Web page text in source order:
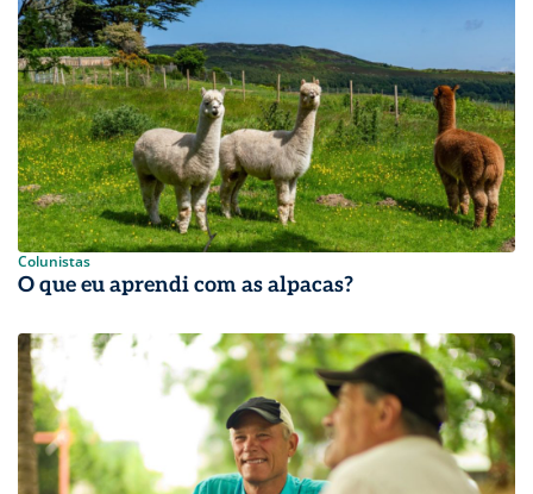
Colunistas
O que eu aprendi com as alpacas?